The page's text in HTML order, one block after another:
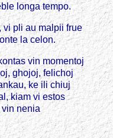
longa tempo.
vi pli au malpii frue
la celon.
vin momentoj
ghojoj, felichoj
ke ili chiuj
kiam vi estos
nenia